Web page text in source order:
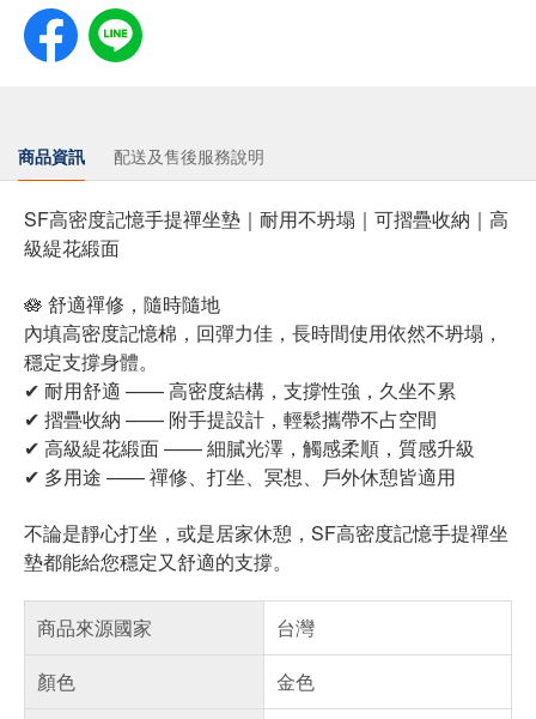
商品資訊 配送及售後服務說明
SF高密度記憶手提禪坐墊｜耐用不坍塌｜可摺疊收納｜高
級緹花緞面
🪷 舒適禪修，隨時隨地
內填高密度記憶棉，回彈力佳，長時間使用依然不坍塌，
穩定支撐身體。
✔ 耐用舒適 —— 高密度結構，支撐性強，久坐不累
✔ 摺疊收納 —— 附手提設計，輕鬆攜帶不占空間
✔ 高級緹花緞面 —— 細膩光澤，觸感柔順，質感升級
✔ 多用途 —— 禪修、打坐、冥想、戶外休憩皆適用
不論是靜心打坐，或是居家休憩，SF高密度記憶手提禪坐
墊都能給您穩定又舒適的支撐。
商品來源國家
台灣
顏色
金色